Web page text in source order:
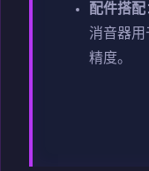
配件搭配
消音器
精度。